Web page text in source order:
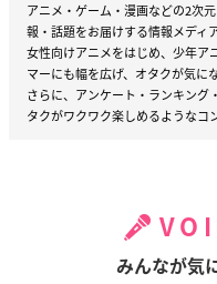
アニメ・ゲーム・漫画などの2次
報・話題をお届けする情報メディ
女性向けアニメをはじめ、少年ア
マーにも幅を広げ、オタクが気に
さらに、アンケート・ランキング
タクがワクワク楽しめるようなコ
みんなが気